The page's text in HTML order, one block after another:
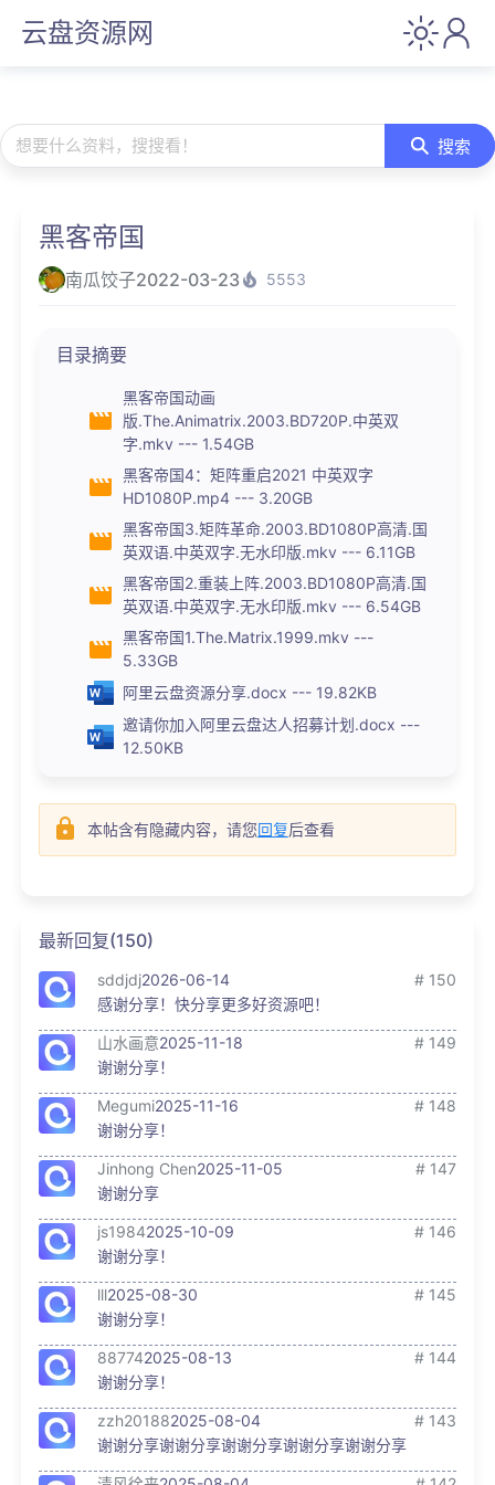
云盘资源网
想要什么资料，搜搜看！ 搜索
黑客帝国
南瓜饺子2022-03-23 5553
目录摘要
黑客帝国动画
版.The.Animatrix.2003.BD720P.中英双
字.mkv --- 1.54GB
黑客帝国4：矩阵重启2021 中英双字
HD1080P.mp4 --- 3.20GB
黑客帝国3.矩阵革命.2003.BD1080P高清.国
英双语.中英双字.无水印版.mkv --- 6.11GB
黑客帝国2.重装上阵.2003.BD1080P高清.国
英双语.中英双字.无水印版.mkv --- 6.54GB
黑客帝国1.The.Matrix.1999.mkv ---
5.33GB
阿里云盘资源分享.docx --- 19.82KB
邀请你加入阿里云盘达人招募计划.docx ---
12.50KB
本帖含有隐藏内容，请您回复后查看
最新回复(150)
sddjdj2026-06-14
# 150
感谢分享！快分享更多好资源吧！
山水画意2025-11-18
# 149
谢谢分享！
Megumi2025-11-16
# 148
谢谢分享！
Jinhong Chen2025-11-05
# 147
谢谢分享
js19842025-10-09
# 146
谢谢分享！
lll2025-08-30
# 145
谢谢分享！
887742025-08-13
# 144
谢谢分享！
zzh201882025-08-04
# 143
谢谢分享谢谢分享谢谢分享谢谢分享谢谢分享